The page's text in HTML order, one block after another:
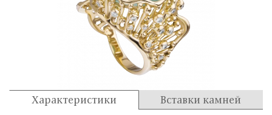
Характеристики Вставки камней